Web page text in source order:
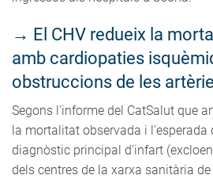
→ El CHV redueix la
amb cardiopaties
obstruccions de les
Segons l'informe del CatSalut que
la mortalitat observada i l'esperada
diagnòstic principal d'infart
dels centres de la xarxa sanitària